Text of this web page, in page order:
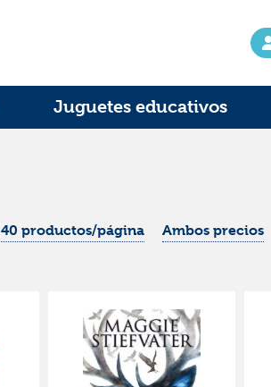
Juguetes educativos
40 productos/página Ambos precios